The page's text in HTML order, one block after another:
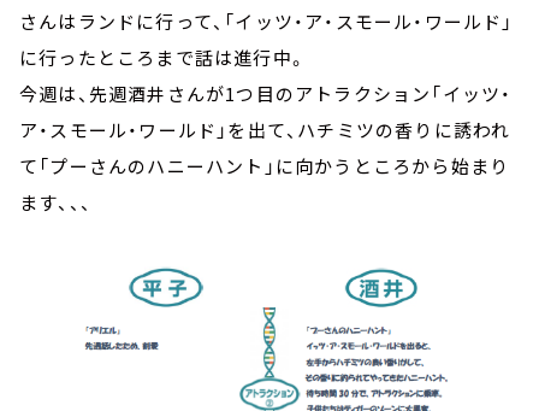
さんはランドに行って、「イッツ・ア・スモール・ワールド」
に行ったところまで話は進行中。
今週は、先週酒井さんが1つ目のアトラクション「イッツ・
ア・スモール・ワールド」を出て、ハチミツの香りに誘われ
て「プーさんのハニーハント」に向かうところから始まり
ます、、、